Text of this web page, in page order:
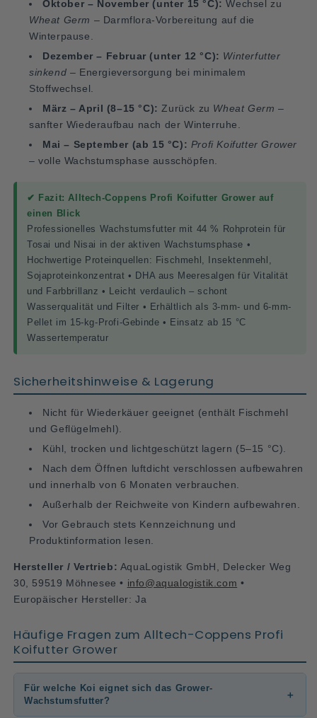
Oktober – November (unter 15 °C): Wechsel zu
Wheat Germ – Darmflora-Vorbereitung auf die
Winterpause.
Dezember – Februar (unter 12 °C): Winterfutter
sinkend – Energieversorgung bei minimalem
Stoffwechsel.
März – April (8–15 °C): Zurück zu Wheat Germ –
sanfter Wiederaufbau nach der Winterruhe.
Mai – September (ab 15 °C): Profi Koifutter Grower
– volle Wachstumsphase ausschöpfen.
✔ Fazit: Alltech-Coppens Profi Koifutter Grower auf
einen Blick
Professionelles Wachstumsfutter mit 44 % Rohprotein für
Tosai und Nisai in der aktiven Wachstumsphase •
Hochwertige Proteinquellen: Fischmehl, Insektenmehl,
Sojaproteinkonzentrat • DHA aus Meeresalgen für Vitalität
und Farbbrillanz • Leicht verdaulich – schont
Wasserqualität und Filter • Erhältlich als 3-mm- und 6-mm-
Pellet im 15-kg-Profi-Gebinde • Einsatz ab 15 °C
Wassertemperatur
Sicherheitshinweise & Lagerung
Nicht für Wiederkäuer geeignet (enthält Fischmehl
und Geflügelmehl).
Kühl, trocken und lichtgeschützt lagern (5–15 °C).
Nach dem Öffnen luftdicht verschlossen aufbewahren
und innerhalb von 6 Monaten verbrauchen.
Außerhalb der Reichweite von Kindern aufbewahren.
Vor Gebrauch stets Kennzeichnung und
Produktinformation lesen.
Hersteller / Vertrieb: AquaLogistik GmbH, Delecker Weg
30, 59519 Möhnesee • info@aqualogistik.com •
Europäischer Hersteller: Ja
Häufige Fragen zum Alltech-Coppens Profi
Koifutter Grower
Für welche Koi eignet sich das Grower-
Wachstumsfutter?